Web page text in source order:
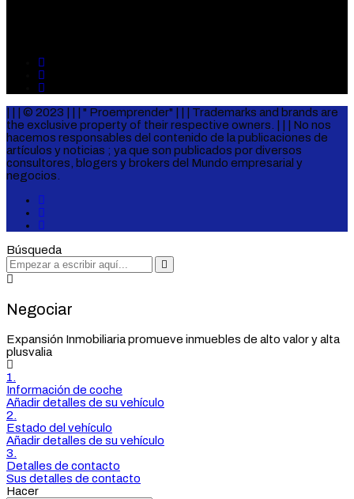
| | | © 2023 | | | " Proemprender" | | | Trademarks and brands are
the exclusive property of their respective owners. | | | No nos
hacemos responsables del contenido de la publicaciones de
artículos y noticias ; ya que son publicados por diversos
consultores, blogers y brokers del Mundo empresarial y
negocios.
Búsqueda
Negociar
Expansión Inmobiliaria promueve inmuebles de alto valor y alta
plusvalia
1.
Información de coche
Añadir detalles de su vehículo
2.
Estado del vehículo
Añadir detalles de su vehículo
3.
Detalles de contacto
Sus detalles de contacto
Hacer